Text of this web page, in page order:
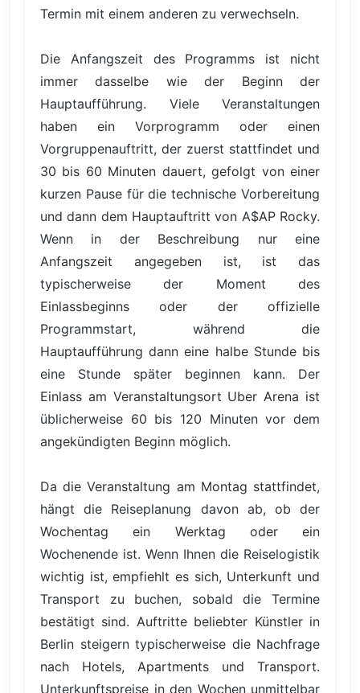
Termin mit einem anderen zu verwechseln.
Die Anfangszeit des Programms ist nicht
immer dasselbe wie der Beginn der
Hauptaufführung. Viele Veranstaltungen
haben ein Vorprogramm oder einen
Vorgruppenauftritt, der zuerst stattfindet und
30 bis 60 Minuten dauert, gefolgt von einer
kurzen Pause für die technische Vorbereitung
und dann dem Hauptauftritt von A$AP Rocky.
Wenn in der Beschreibung nur eine
Anfangszeit angegeben ist, ist das
typischerweise der Moment des
Einlassbeginns oder der offizielle
Programmstart, während die
Hauptaufführung dann eine halbe Stunde bis
eine Stunde später beginnen kann. Der
Einlass am Veranstaltungsort Uber Arena ist
üblicherweise 60 bis 120 Minuten vor dem
angekündigten Beginn möglich.
Da die Veranstaltung am Montag stattfindet,
hängt die Reiseplanung davon ab, ob der
Wochentag ein Werktag oder ein
Wochenende ist. Wenn Ihnen die Reiselogistik
wichtig ist, empfiehlt es sich, Unterkunft und
Transport zu buchen, sobald die Termine
bestätigt sind. Auftritte beliebter Künstler in
Berlin steigern typischerweise die Nachfrage
nach Hotels, Apartments und Transport.
Unterkunftspreise in den Wochen unmittelbar